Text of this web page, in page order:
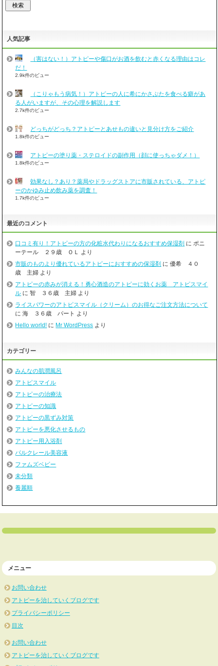
人気記事
（害はない！）アトピーや傷口がお酒を飲むと赤くなる理由はコレ
だ！
2.9k件のビュー
（こりゃもう病気！）アトピーの人に希にかさぶたを食べる癖があ
る人がいますが、その心理を解説します
2.7k件のビュー
どっちがどっち？アトピーとあせもの違いと見分け方をご紹介
1.8k件のビュー
アトピーの塗り薬・ステロイドの副作用（顔に使っちゃダメ！）
1.8k件のビュー
効果なし？あり？薬局やドラッグストアに市販されている、アトピ
ーのかゆみ止め飲み薬を調査！
1.7k件のビュー
最近のコメント
口コミ有り！アトピーの方の化粧水代わりになるおすすめ保湿剤 に ポニ
ーテール ２９歳 ＯＬ
より
市販のものより優れているアトピーにおすすめの保湿剤 に優希 ４０
歳 主婦 より
アトピーの赤みが消える！勇心酒造のアトピーに効くお薬 アトピスマイ
ル に智 ３６歳 主婦 より
ライスパワーのアトピスマイル（クリーム）のお得なご注文方法について
に海 ３６歳 パート より
Hello world! に Mr WordPress より
カテゴリー
みんなの肌潤風呂
アトピスマイル
アトピーの治療法
アトピーの知識
アトピーの黒ずみ対策
アトピーを悪化させるもの
アトピー用入浴剤
パルクレール美容液
ファムズベビー
未分類
養麗順
メニュー
お問い合わせ
アトピーを治していくブログです
プライバシーポリシー
目次
お問い合わせ
アトピーを治していくブログです